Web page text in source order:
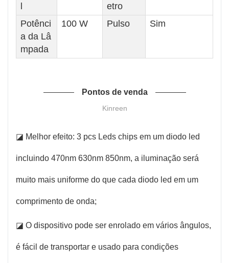
l
etro
Potênci
a da Lâ
mpada
100 W Pulso Sim
Pontos de venda
Kinreen
◪ Melhor efeito: 3 pcs Leds chips em um diodo led
incluindo 470nm 630nm 850nm, a iluminação será
muito mais uniforme do que cada diodo led em um
comprimento de onda;
◪ O dispositivo pode ser enrolado em vários ângulos,
é fácil de transportar e usado para condições